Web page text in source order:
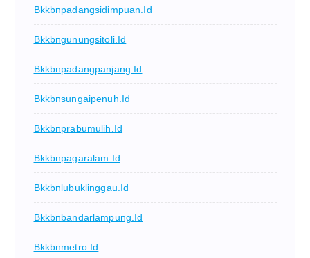
Bkkbnpadangsidimpuan.id
Bkkbngunungsitoli.id
Bkkbnpadangpanjang.id
Bkkbnsungaipenuh.id
Bkkbnprabumulih.id
Bkkbnpagaralam.id
Bkkbnlubuklinggau.id
Bkkbnbandarlampung.id
Bkkbnmetro.id